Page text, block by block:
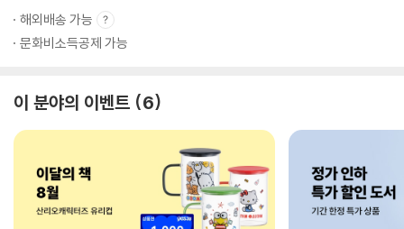
해외배송 가능
문화비소득공제 가능
이 분야의 이벤트 6